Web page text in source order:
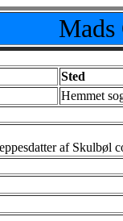
Mads
Sted
Hemmet
af Skulbøl